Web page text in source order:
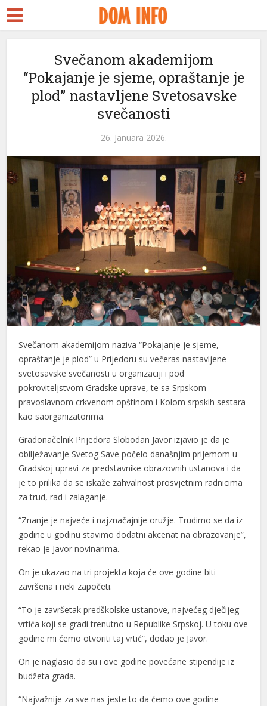
Svečanom akademijom
“Pokajanje je sjeme, opraštanje je
plod” nastavljene Svetosavske
svečanosti
26. Januara 2026.
Svečanom akademijom naziva “Pokajanje je sjeme,
opraštanje je plod” u Prijedoru su večeras nastavljene
svetosavske svečanosti u organizaciji i pod
pokroviteljstvom Gradske uprave, te sa Srpskom
pravoslavnom crkvenom opštinom i Kolom srpskih sestara
kao saorganizatorima.
Gradonačelnik Prijedora Slobodan Javor izjavio je da je
obilježavanje Svetog Save počelo današnjim prijemom u
Gradskoj upravi za predstavnike obrazovnih ustanova i da
je to prilika da se iskaže zahvalnost prosvjetnim radnicima
za trud, rad i zalaganje.
“Znanje je najveće i najznačajnije oružje. Trudimo se da iz
godine u godinu stavimo dodatni akcenat na obrazovanje”,
rekao je Javor novinarima.
On je ukazao na tri projekta koja će ove godine biti
završena i neki započeti.
“To je završetak predškolske ustanove, najvećeg dječijeg
vrtića koji se gradi trenutno u Republike Srpskoj. U toku ove
godine mi ćemo otvoriti taj vrtić”, dodao je Javor.
On je naglasio da su i ove godine povećane stipendije iz
budžeta grada.
“Najvažnije za sve nas jeste to da ćemo ove godine